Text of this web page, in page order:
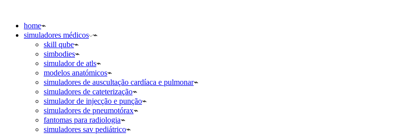
home
simuladores médicos
skill qube
simbodies
simulador de atls
modelos anatómicos
simuladores de auscultação cardíaca e pulmonar
simuladores de cateterização
simulador de injecção e punção
simuladores de pneumotórax
fantomas para radiologia
simuladores sav pediátrico